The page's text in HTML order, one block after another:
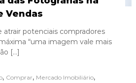
Vendas
atrair potenciais compradores
“uma imagem vale mais
[…]
, Comprar, Mercado Imobiliário,